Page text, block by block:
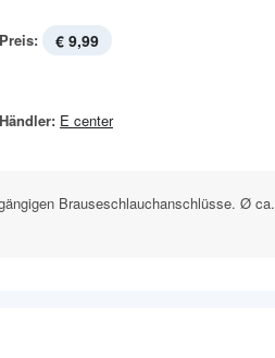
Preis: € 9,99
Händler: E center
Brauseschlauchanschlüsse. Ø ca.